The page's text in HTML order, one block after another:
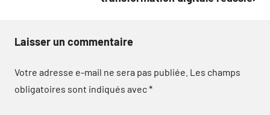
Laisser un commentaire
Votre adresse e-mail ne sera pas publiée. Les champs
obligatoires sont indiqués avec*